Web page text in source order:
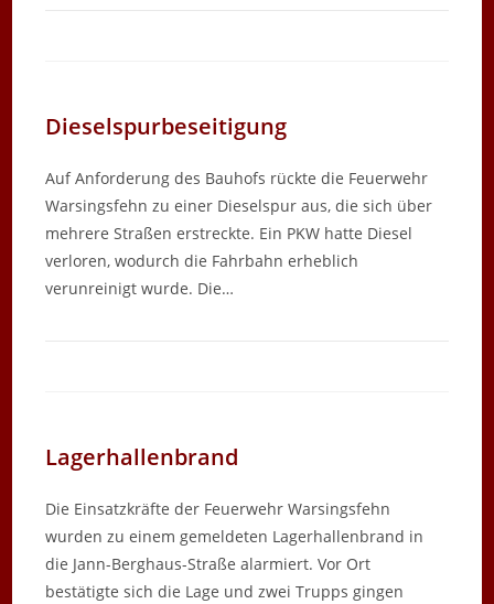
Dieselspurbeseitigung
Auf Anforderung des Bauhofs rückte die Feuerwehr
Warsingsfehn zu einer Dieselspur aus, die sich über
mehrere Straßen erstreckte. Ein PKW hatte Diesel
verloren, wodurch die Fahrbahn erheblich
verunreinigt wurde. Die…
Lagerhallenbrand
Die Einsatzkräfte der Feuerwehr Warsingsfehn
wurden zu einem gemeldeten Lagerhallenbrand in
die Jann-Berghaus-Straße alarmiert. Vor Ort
bestätigte sich die Lage und zwei Trupps gingen